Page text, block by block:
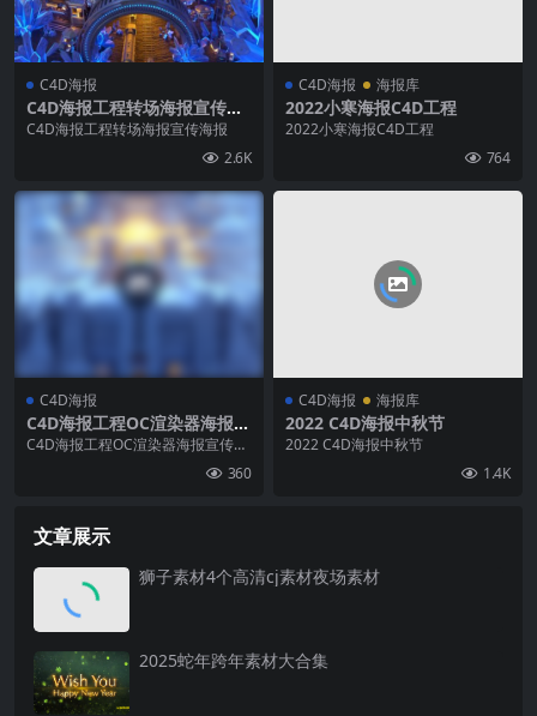
C4D海报
C4D海报工程转场海报宣传海
报
C4D海报工程转场海报宣传海报
2.6K
C4D海报 海报库
2022小寒海报C4D工程
2022小寒海报C4D工程
764
C4D海报
C4D海报工程OC渲染器海报宣
传大佬磅神宣传C4D海报夜场l
C4D海报工程OC渲染器海报宣传大
360
C4D海报 海报库
2022 C4D海报中秋节
2022 C4D海报中秋节
1.4K
文章展示
狮子素材4个高清cj素材夜场素材
2025蛇年跨年素材大合集